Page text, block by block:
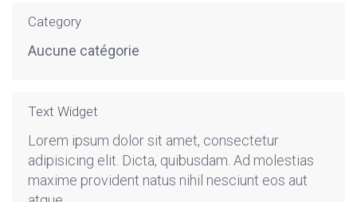
Category
Aucune catégorie
Text Widget
Lorem ipsum dolor sit amet, consectetur
adipisicing elit. Dicta, quibusdam. Ad molestias
maxime provident natus nihil nesciunt eos aut